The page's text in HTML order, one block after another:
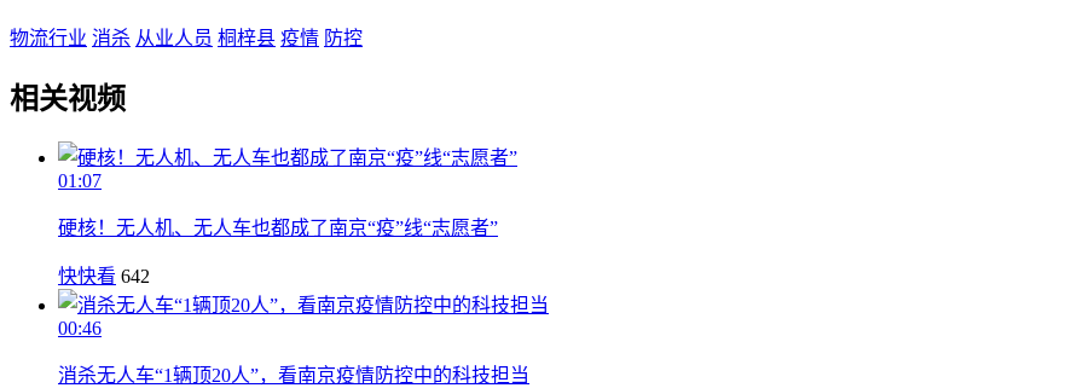
物流行业 消杀 从业人员 桐梓县 疫情 防控
相关视频
01:07
硬核！无人机、无人车也都成了南京“疫”线“志愿者”
快快看 642
00:46
消杀无人车“1辆顶20人”，看南京疫情防控中的科技担当